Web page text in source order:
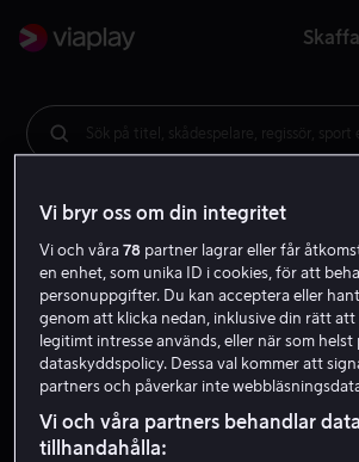
Sök på titel, skådespelare, regissör, sport
Vi bryr oss om din integritet
Vi och våra78 partner lagrar eller får
en enhet, som unika ID i cookies, för att
personuppgifter. Du kan acceptera eller
genom att klicka nedan, inklusive din rätt att
legitimt intresse används, eller när som helst
dataskyddspolicy. Dessa val kommer att
partners och påverkar inte
Vi och våra partners behandlar
tillhandahålla: